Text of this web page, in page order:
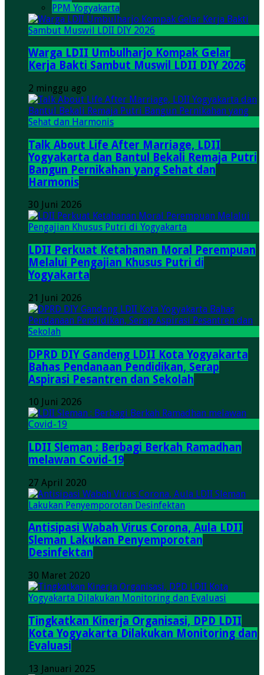
PPM Yogyakarta
Warga LDII Umbulharjo Kompak Gelar
Kerja Bakti Sambut Muswil LDII DIY 2026
2 minggu ago
Talk About Life After Marriage, LDII
Yogyakarta dan Bantul Bekali Remaja Putri
Bangun Pernikahan yang Sehat dan
Harmonis
30 Juni 2026
LDII Perkuat Ketahanan Moral Perempuan
Melalui Pengajian Khusus Putri di
Yogyakarta
21 Juni 2026
DPRD DIY Gandeng LDII Kota Yogyakarta
Bahas Pendanaan Pendidikan, Serap
Aspirasi Pesantren dan Sekolah
10 Juni 2026
LDII Sleman : Berbagi Berkah Ramadhan
melawan Covid-19
27 April 2020
Antisipasi Wabah Virus Corona, Aula LDII
Sleman Lakukan Penyemporotan
Desinfektan
30 Maret 2020
Tingkatkan Kinerja Organisasi, DPD LDII
Kota Yogyakarta Dilakukan Monitoring dan
Evaluasi
13 Januari 2025